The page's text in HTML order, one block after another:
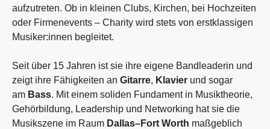
aufzutreten. Ob in kleinen Clubs, Kirchen, bei Hochzeiten
oder Firmenevents – Charity wird stets von erstklassigen
Musiker:innen begleitet.
Seit über 15 Jahren ist sie ihre eigene Bandleaderin und
zeigt ihre Fähigkeiten an Gitarre, Klavier und sogar
am Bass. Mit einem soliden Fundament in Musiktheorie,
Gehörbildung, Leadership und Networking hat sie die
Musikszene im Raum Dallas–Fort Worth maßgeblich